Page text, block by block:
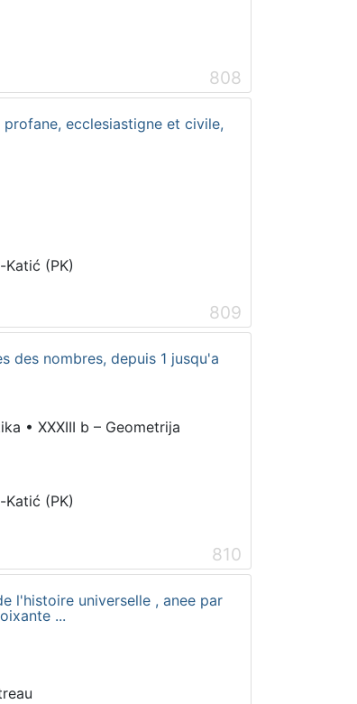
808
ecclesiastigne et civile,
(PK)
809
des nombres, depuis 1 jusqu'a
• XXXIII b – Geometrija
(PK)
810
l'histoire universelle , anee par
...